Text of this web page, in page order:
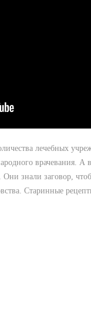
лечебных
врачевания.
знали заговор,
Старинные